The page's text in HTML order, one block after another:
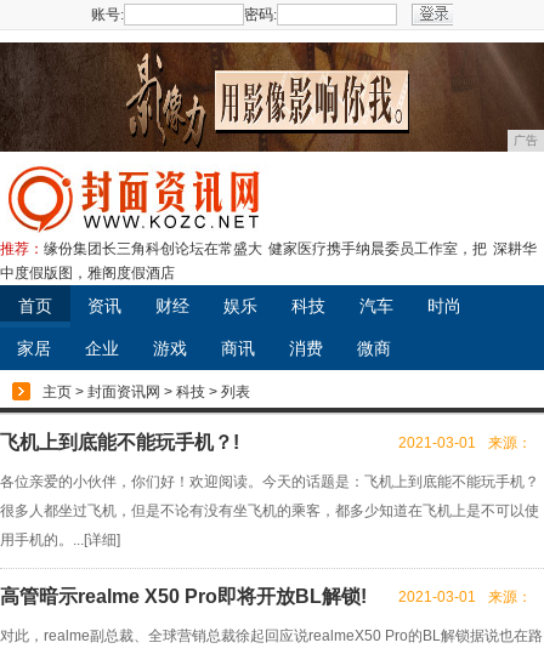
账号: 密码:
广告
推荐： 缘份集团长三角科创论坛在常盛大 健家医疗携手纳晨委员工作室，把 深耕华
中度假版图，雅阁度假酒店
首页 资讯 财经 娱乐 科技 汽车 时尚
家居 企业 游戏 商讯 消费 微商
主页 > 封面资讯网 > 科技 > 列表
飞机上到底能不能玩手机？! 来源：
2021-03-01
各位亲爱的小伙伴，你们好！欢迎阅读。今天的话题是：飞机上到底能不能玩手机？
很多人都坐过飞机，但是不论有没有坐飞机的乘客，都多少知道在飞机上是不可以使
用手机的。...[详细]
高管暗示realme X50 Pro即将开放BL解锁! 来源：
2021-03-01
对此，realme副总裁、全球营销总裁徐起回应说realmeX50 Pro的BL解锁据说也在路